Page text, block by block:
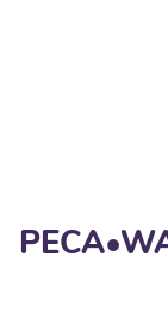
Aller au